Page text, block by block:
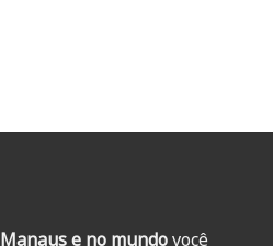
Manaus e no mundovocê